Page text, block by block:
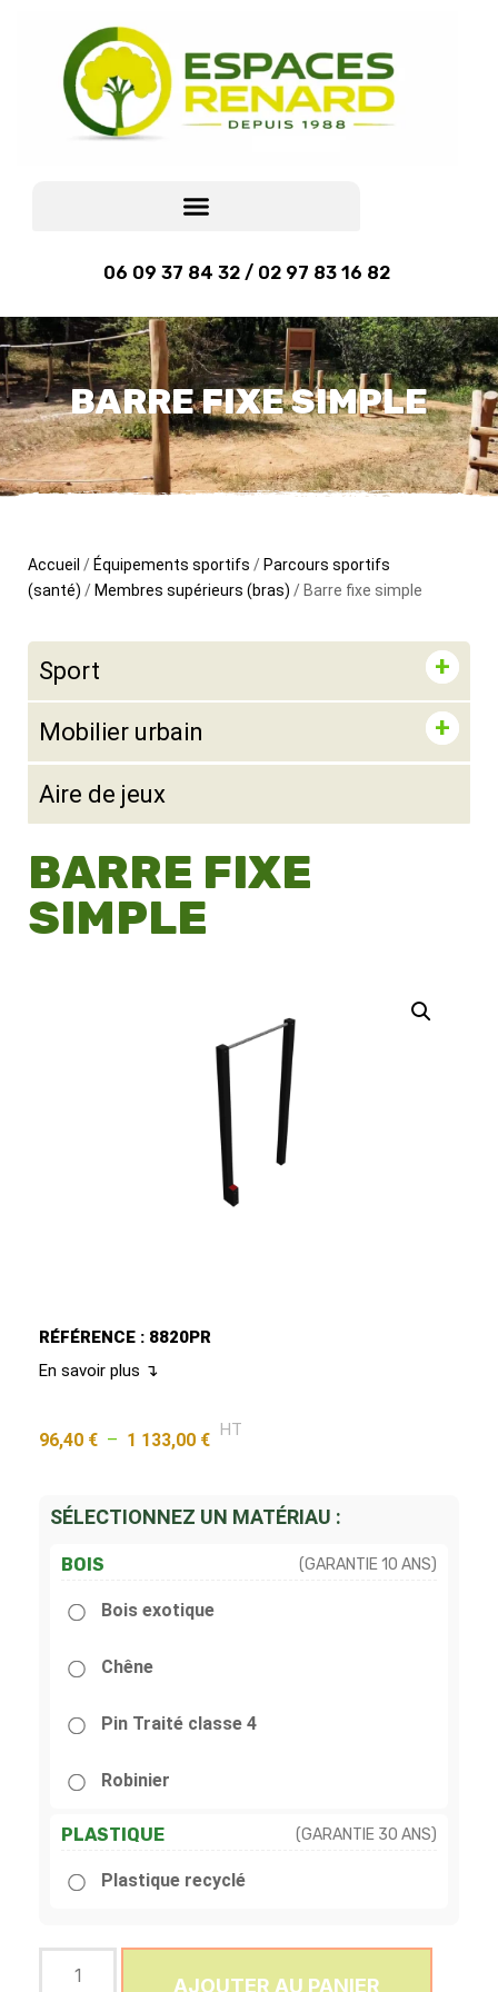
06 09 37 84 32 / 02 97 83 16 82
BARRE FIXE SIMPLE
Accueil / Équipements sportifs / Parcours sportifs
(santé) / Membres supérieurs (bras) / Barre fixe simple
Sport
Mobilier urbain
Aire de jeux
BARRE FIXE
SIMPLE
RÉFÉRENCE : 8820PR
En savoir plus ↴
96,40 € – 1 133,00 € HT
SÉLECTIONNEZ UN MATÉRIAU :
BOIS (GARANTIE 10 ANS)
Bois exotique
Chêne
Pin Traité classe 4
Robinier
PLASTIQUE (GARANTIE 30 ANS)
Plastique recyclé
AJOUTER AU PANIER